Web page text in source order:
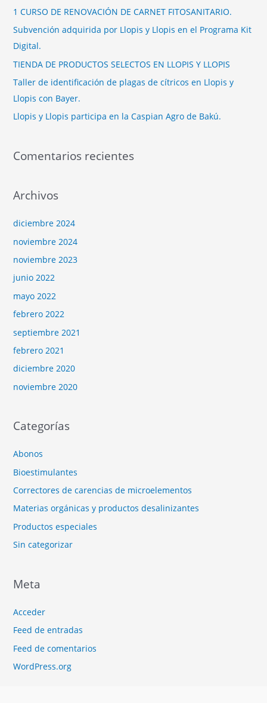
1 CURSO DE RENOVACIÓN DE CARNET FITOSANITARIO.
Subvención adquirida por Llopis y Llopis en el Programa Kit
Digital.
TIENDA DE PRODUCTOS SELECTOS EN LLOPIS Y LLOPIS
Taller de identificación de plagas de cítricos en Llopis y
Llopis con Bayer.
Llopis y Llopis participa en la Caspian Agro de Bakú.
Comentarios recientes
Archivos
diciembre 2024
noviembre 2024
noviembre 2023
junio 2022
mayo 2022
febrero 2022
septiembre 2021
febrero 2021
diciembre 2020
noviembre 2020
Categorías
Abonos
Bioestimulantes
Correctores de carencias de microelementos
Materias orgánicas y productos desalinizantes
Productos especiales
Sin categorizar
Meta
Acceder
Feed de entradas
Feed de comentarios
WordPress.org